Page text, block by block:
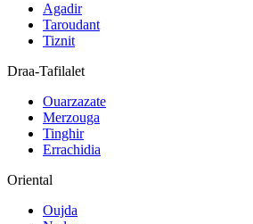
Agadir
Taroudant
Tiznit
Draa-Tafilalet
Ouarzazate
Merzouga
Tinghir
Errachidia
Oriental
Oujda